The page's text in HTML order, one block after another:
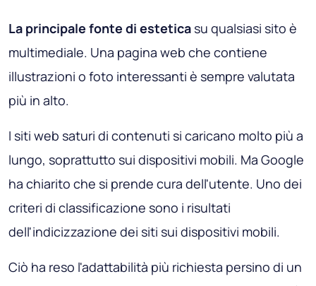
La principale fonte di esteticasu qualsiasi sito è
multimediale. Una pagina web che contiene
illustrazioni o foto interessanti è sempre valutata
più in alto.
I siti web saturi di contenuti si caricano molto più a
lungo, soprattutto sui dispositivi mobili. Ma Google
ha chiarito che si prende cura dell'utente. Uno dei
criteri di classificazione sono i risultati
dell'indicizzazione dei siti sui dispositivi mobili.
Ciò ha reso l'adattabilità più richiesta persino di un